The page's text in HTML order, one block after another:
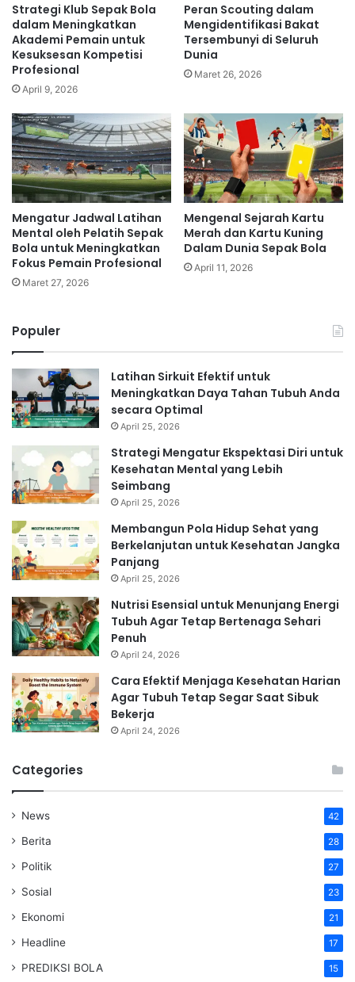
Strategi Klub Sepak Bola
dalam Meningkatkan
Akademi Pemain untuk
Kesuksesan Kompetisi
Profesional
April 9, 2026
Peran Scouting dalam
Mengidentifikasi Bakat
Tersembunyi di Seluruh
Dunia
Maret 26, 2026
Mengatur Jadwal Latihan
Mental oleh Pelatih Sepak
Bola untuk Meningkatkan
Fokus Pemain Profesional
Maret 27, 2026
Mengenal Sejarah Kartu
Merah dan Kartu Kuning
Dalam Dunia Sepak Bola
April 11, 2026
Populer
Latihan Sirkuit Efektif untuk
Meningkatkan Daya Tahan Tubuh Anda
secara Optimal
April 25, 2026
Strategi Mengatur Ekspektasi Diri untuk
Kesehatan Mental yang Lebih
Seimbang
April 25, 2026
Membangun Pola Hidup Sehat yang
Berkelanjutan untuk Kesehatan Jangka
Panjang
April 25, 2026
Nutrisi Esensial untuk Menunjang Energi
Tubuh Agar Tetap Bertenaga Sehari
Penuh
April 24, 2026
Cara Efektif Menjaga Kesehatan Harian
Agar Tubuh Tetap Segar Saat Sibuk
Bekerja
April 24, 2026
Categories
News 42
Berita 28
Politik 27
Sosial 23
Ekonomi 21
Headline 17
PREDIKSI BOLA 15